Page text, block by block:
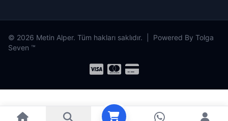
© 2026 Metin Alper. Tüm hakları saklıdır. | Powered By Tolga
Seven ™